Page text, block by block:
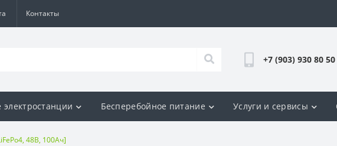
Контакты
+7 (903) 930 80 50
Бесперебойное питание Услуги и сервисы
48В, 100Ач]